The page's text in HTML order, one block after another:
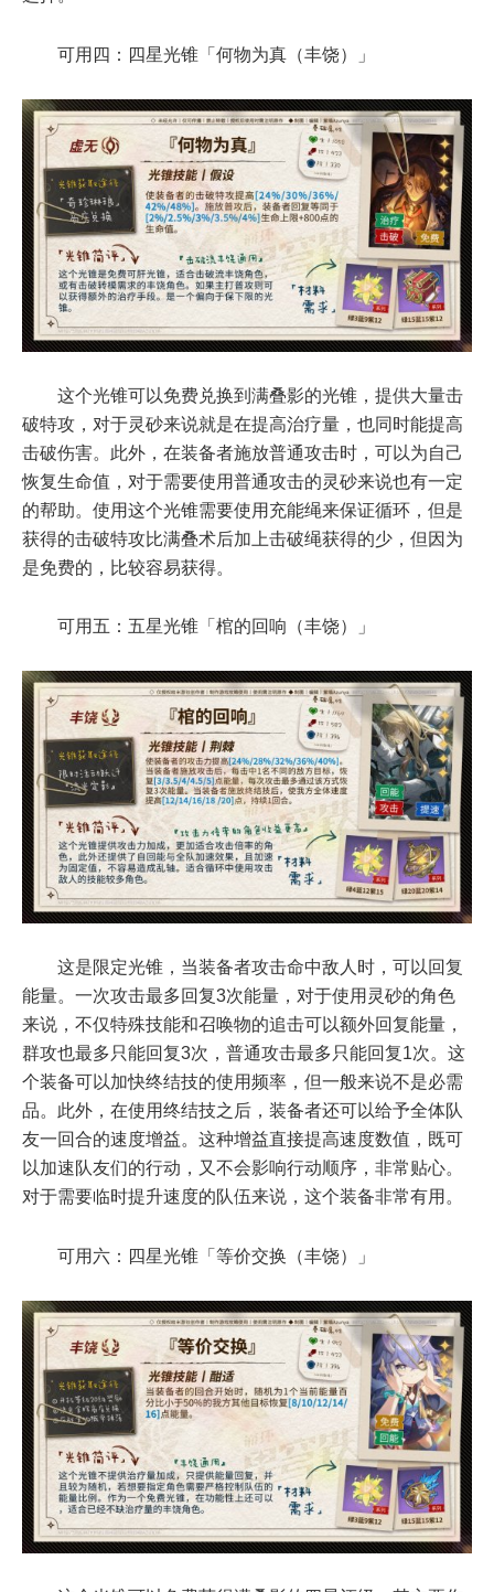
可用四：四星光锥「何物为真（丰饶）」
这个光锥可以免费兑换到满叠影的光锥，提供大量击
破特攻，对于灵砂来说就是在提高治疗量，也同时能提高
击破伤害。此外，在装备者施放普通攻击时，可以为自己
恢复生命值，对于需要使用普通攻击的灵砂来说也有一定
的帮助。使用这个光锥需要使用充能绳来保证循环，但是
获得的击破特攻比满叠术后加上击破绳获得的少，但因为
是免费的，比较容易获得。
可用五：五星光锥「棺的回响（丰饶）」
这是限定光锥，当装备者攻击命中敌人时，可以回复
能量。一次攻击最多回复3次能量，对于使用灵砂的角色
来说，不仅特殊技能和召唤物的追击可以额外回复能量，
群攻也最多只能回复3次，普通攻击最多只能回复1次。这
个装备可以加快终结技的使用频率，但一般来说不是必需
品。此外，在使用终结技之后，装备者还可以给予全体队
友一回合的速度增益。这种增益直接提高速度数值，既可
以加速队友们的行动，又不会影响行动顺序，非常贴心。
对于需要临时提升速度的队伍来说，这个装备非常有用。
可用六：四星光锥「等价交换（丰饶）」